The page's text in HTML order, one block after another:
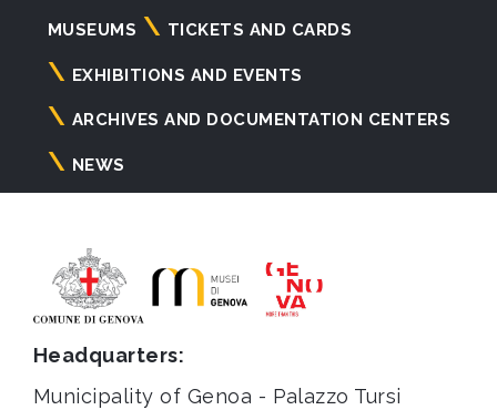
Navigazione
principale
MUSEUMS TICKETS AND CARDS
EXHIBITIONS AND EVENTS
ARCHIVES AND DOCUMENTATION CENTERS
NEWS
Headquarters:
Municipality of Genoa - Palazzo Tursi